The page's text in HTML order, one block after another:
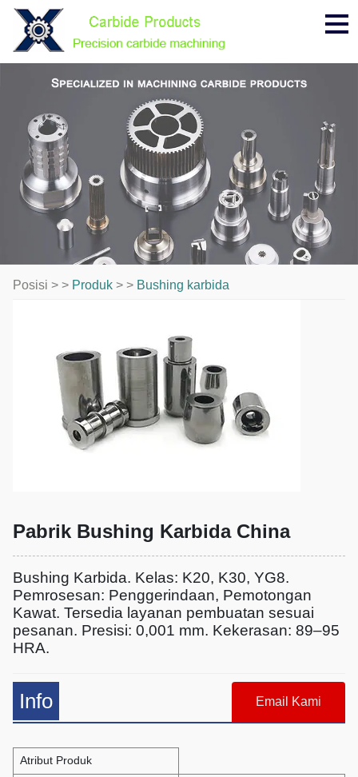
Posisi > > Produk > > Bushing karbida
Pabrik Bushing Karbida China
Bushing Karbida. Kelas: K20, K30, YG8.
Pemrosesan: Penggerindaan, Pemotongan
Kawat. Tersedia layanan pembuatan sesuai
pesanan. Presisi: 0,001 mm. Kekerasan: 89–95
HRA.
Info Email Kami
Atribut Produk